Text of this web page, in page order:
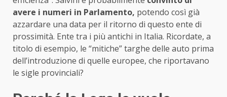
avere i numeri in Parlamento, potendo così già
azzardare una data per il ritorno di questo ente di
prossimità. Ente tra i più antichi in Italia. Ricordate, a
titolo di esempio, le “mitiche” targhe delle auto prima
dell’introduzione di quelle europee, che riportavano
le sigle provinciali?